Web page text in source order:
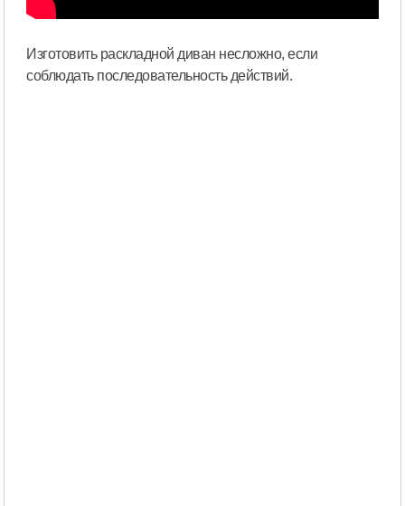
Изготовить раскладной диван несложно, если
соблюдать последовательность действий.